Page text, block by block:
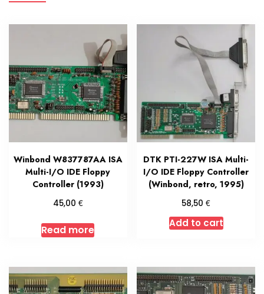
Winbond W837787AA ISA
Multi-I/O IDE Floppy
Controller (1993)
45,00 €
Read more
DTK PTI-227W ISA Multi-
I/O IDE Floppy Controller
(Winbond, retro, 1995)
58,50€
Add to cart